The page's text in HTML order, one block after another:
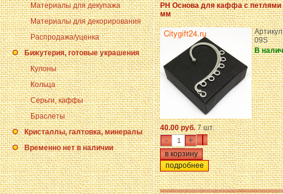
Материалы для декупажа
Материалы для декорирования
Распродажа/уценка
Бижутерия, готовые украшения
Кулоны
Кольца
Серьги, каффы
Браслеты
Кристаллы, галтовка, минералы
Временно нет в наличии
PH Основа для каффа с петлями
мм
09S
В
40.00 руб.7 шт.
- +
подробнее